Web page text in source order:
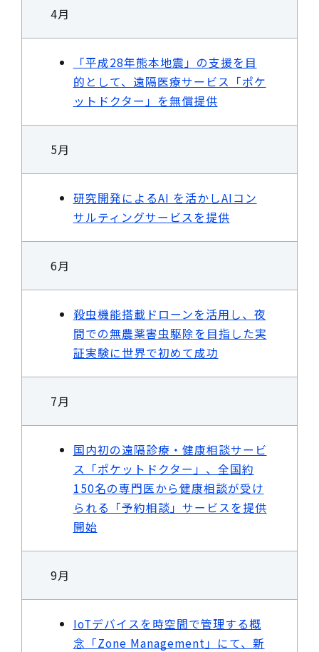
4月
「平成28年熊本地震」の支援を目
的として、遠隔医療サービス「ポケ
ットドクター」を無償提供
5月
研究開発によるAI を活かしAIコン
サルティングサービスを提供
6月
殺虫機能搭載ドローンを活用し、夜
間での無農薬害虫駆除を目指した実
証実験に世界で初めて成功
7月
国内初の遠隔診療・健康相談サービ
ス「ポケットドクター」、全国約
150名の専門医から健康相談が受け
られる「予約相談」サービスを提供
開始
9月
IoTデバイスを時空間で管理する概
念「Zone Management」にて、新